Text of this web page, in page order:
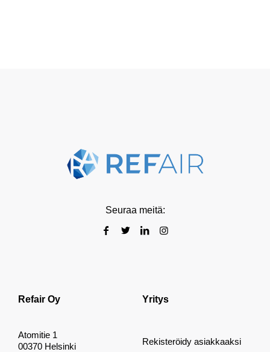
Seuraa meitä:
Refair Oy
Atomitie 1
00370 Helsinki
Yritys
Rekisteröidy asiakkaaksi